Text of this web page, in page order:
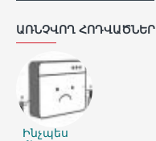
ԱՌՆՉՎՈՂ ՀՈԴՎԱԾՆԵՐ
Ինչպես